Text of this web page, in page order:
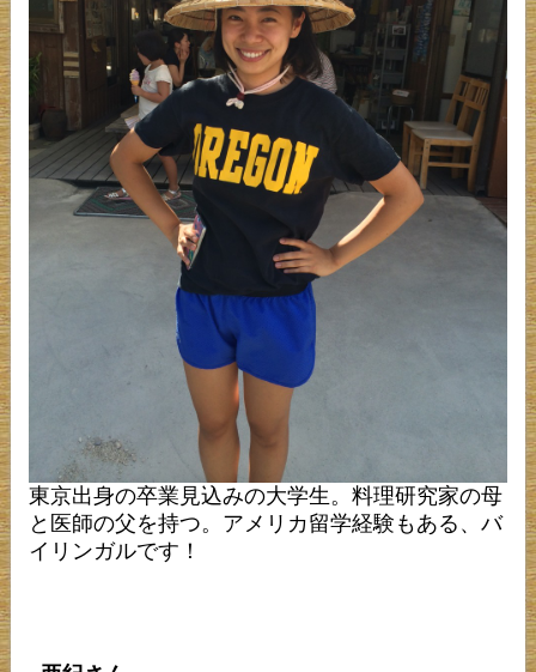
東京出身の卒業見込みの大学生。料理研究家の母
と医師の父を持つ。アメリカ留学経験もある、バ
イリンガルです！